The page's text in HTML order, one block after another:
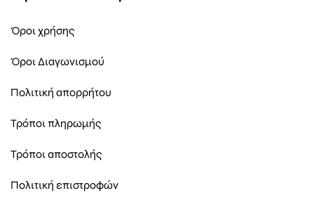
Όροι χρήσης
Όροι Διαγωνισμού
Πολιτική απορρήτου
Τρόποι πληρωμής
Τρόποι αποστολής
Πολιτική επιστροφών